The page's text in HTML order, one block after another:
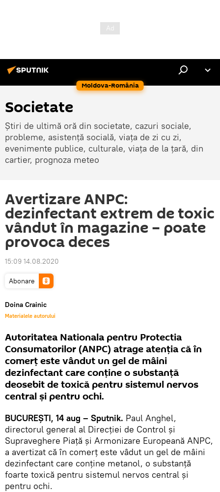
Moldova-România
Societate
Știri de ultimă oră din societate, cazuri sociale,
probleme, asistență socială, viața de zi cu zi,
evenimente publice, culturale, viața de la țară, din
cartier, prognoza meteo
Avertizare ANPC:
dezinfectant extrem de toxic
vândut în magazine – poate
provoca deces
15:09 14.08.2020
Abonare
Doina Crainic
Materialele autorului
Autoritatea Nationala pentru Protectia
Consumatorilor (ANPC) atrage atenţia că în
comerţ este vândut un gel de mâini
dezinfectant care conţine o substanţă
deosebit de toxică pentru sistemul nervos
central şi pentru ochi.
BUCUREŞTI, 14 aug – Sputnik. Paul Anghel,
directorul general al Direcţiei de Control şi
Supraveghere Piaţă şi Armonizare Europeană ANPC,
a avertizat că în comerţ este vâdut un gel de mâini
dezinfectant care conţine metanol, o substanţă
foarte toxică pentru sistemul nervos central şi
pentru ochi.